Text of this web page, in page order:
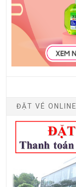
ĐẶT VÉ ONLINE